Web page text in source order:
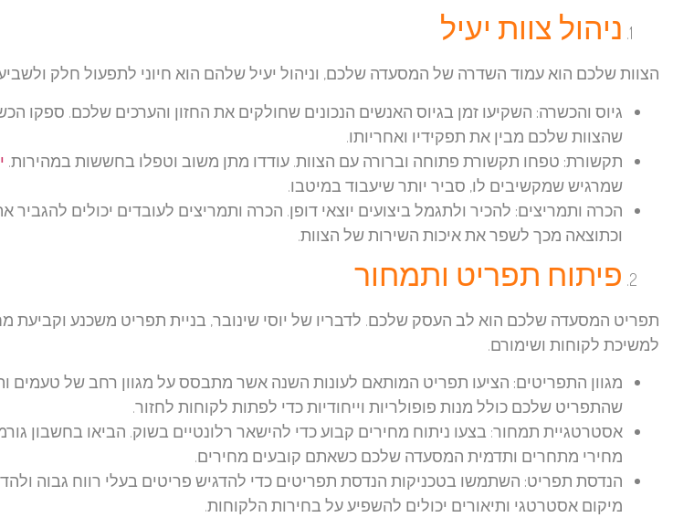
ניהול צוות יעיל
הצוות שלכם הוא עמוד השדרה של המסעדה שלכם, וניהול יעיל שלהם הוא חיוני לתפעול חלק
גיוס והכשרה: השקיעו זמן בגיוס האנשים הנכונים שחולקים את החזון והערכים שלכם. ספקו
שהצוות שלכם מבין את תפקידיו ואחריותו.
תקשורת: טפחו תקשורת פתוחה וברורה עם הצוות. עודדו מתן משוב וטפלו בחששות במהירות.
שמרגיש שמקשיבים לו, סביר יותר שיעבוד במיטבו.
הכרה ותמריצים: להכיר ולתגמל ביצועים יוצאי דופן. הכרה ותמריצים לעובדים יכולים
וכתוצאה מכך לשפר את איכות השירות של הצוות.
פיתוח תפריט ותמחור
תפריט המסעדה שלכם הוא לב העסק שלכם. לדבריו של יוסי שינובר, בניית תפריט משכנע וקביעת
למשיכת לקוחות ושימורם.
מגוון התפריטים: הציעו תפריט המותאם לעונות השנה אשר מתבסס על מגוון רחב של טעמים
שהתפריט שלכם כולל מנות פופולריות וייחודיות כדי לפתות לקוחות לחזור.
אסטרטגיית תמחור: בצעו ניתוח מחירים קבוע כדי להישאר רלונטיים בשוק. הביאו בחשבון
מחירי מתחרים ותדמית המסעדה שלכם כשאתם קובעים מחירים.
הנדסת תפריט: השתמשו בטכניקות הנדסת תפריטים כדי להדגיש פריטים בעלי רווח גבוה
מיקום אסטרטגי ותיאורים יכולים להשפיע על בחירות הלקוחות.